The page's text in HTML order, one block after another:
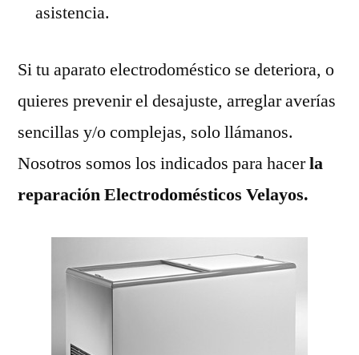
asistencia.
Si tu aparato electrodoméstico se deteriora, o
quieres prevenir el desajuste, arreglar averías
sencillas y/o complejas, solo llámanos.
Nosotros somos los indicados para hacerla
reparación Electrodomésticos Velayos.